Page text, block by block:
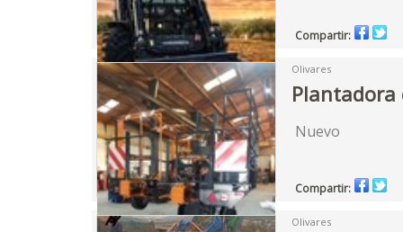
Compartir:
Olivares
Plantadora
Nuevo
Compartir:
Olivares